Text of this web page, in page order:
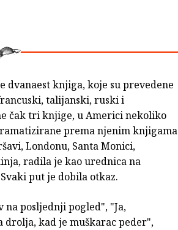
dvanaest knjiga, koje su prevedene
talijanski, ruski i
čak tri knjige, u Americi nekoliko
prema njenim knjigama
Londonu, Santa Monici,
radila je kao urednica na
put je dobila otkaz.
posljednji pogled", "Ja,
drolja, kad je muškarac peder",